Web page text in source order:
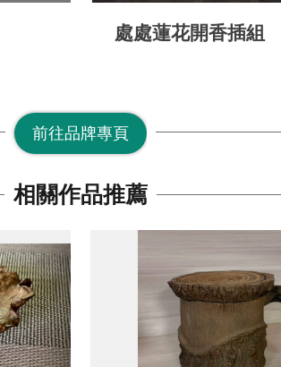
處處蓮花開香插組
前往品牌專頁
相關作品推薦